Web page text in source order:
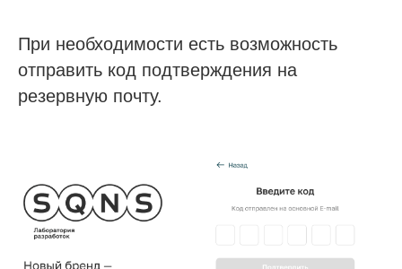
При необходимости есть возможность
отправить код подтверждения на
резервную почту.
Политика обработки персональных данных
Пользовательское соглашение